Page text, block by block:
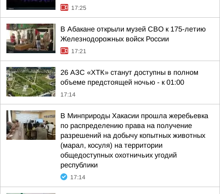
17:25
В Абакане открыли музей СВО к 175-летию
Железнодорожных войск России
17:21
26 АЗС «ХТК» станут доступны в полном
объеме предстоящей ночью - к 01:00
17:14
В Минприроды Хакасии прошла жеребьевка
по распределению права на получение
разрешений на добычу копытных животных
(марал, косуля) на территории
общедоступных охотничьих угодий
республики
17:14